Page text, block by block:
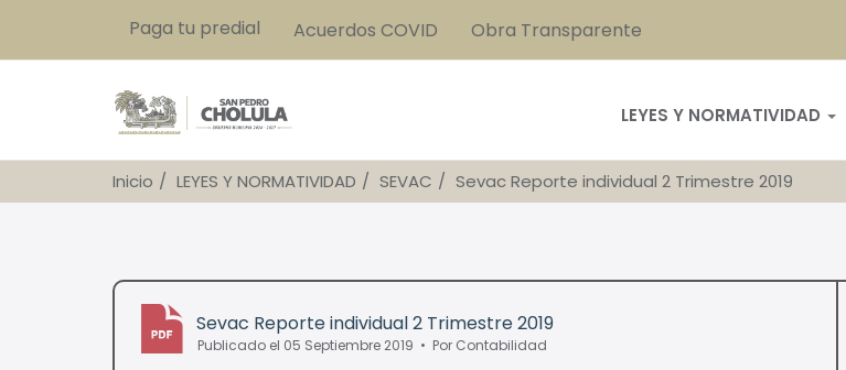
Paga tu predial Acuerdos COVID Obra Transparente
LEYES Y NORMATIVIDAD
Inicio LEYES Y NORMATIVIDAD SEVAC Sevac Reporte individual 2 Trimestre 2019
pdf
Sevac Reporte individual 2 Trimestre 2019
Publicado el 05 Septiembre 2019 Por Contabilidad